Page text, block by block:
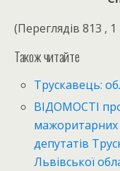
(Переглядів 813 , 1
Також читайте
Трускавець:
ВІДОМОСТІ
мажоритарних
депутатів
Львівської